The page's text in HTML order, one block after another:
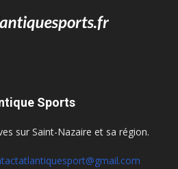
Sports
sur Saint-Nazaire et sa région.